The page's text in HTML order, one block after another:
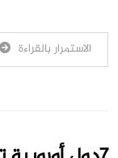
الاستمرار بالقراءة